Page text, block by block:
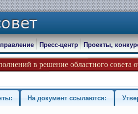
в решение областного совета
Пресс-центр Проекты,
На документ ссылаются: